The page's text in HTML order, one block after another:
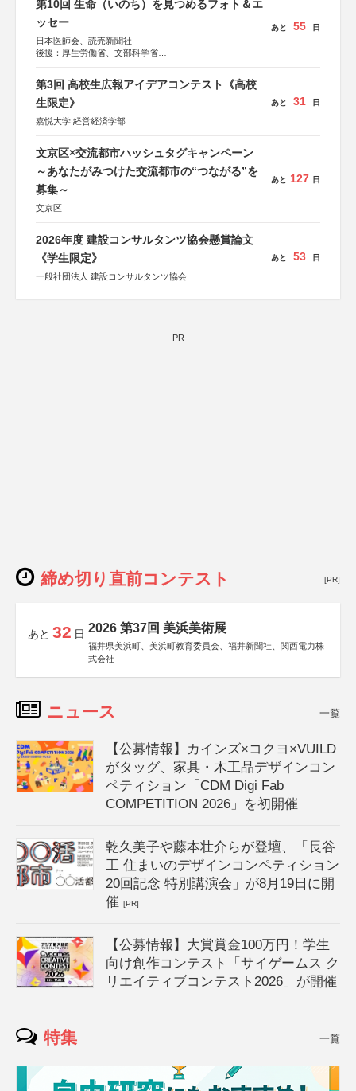
第10回 生命（いのち）を見つめるフォト＆エ
ッセー
日本医師会、読売新聞社
後援：厚生労働省、文部科学省
しん生命保険株式会社
あと 55 日
第3回 高校生広報アイデアコンテスト《高校
生限定》
嘉悦大学 経営経済学部
あと 31 日
文京区×交流都市ハッシュタグキャンペーン
～あなたがみつけた交流都市の“つながる”を
募集～
文京区
あと 127 日
2026年度 建設コンサルタンツ協会懸賞論文
《学生限定》
一般社団法人 建設コンサルタンツ協会
あと 53 日
PR
締め切り直前コンテスト [PR]
あと 32 日 2026 第37回 美浜美術展
福井県美浜町、美浜町教育委員会、福井新聞社、関西電力株
式会社
ニュース 一覧
【公募情報】カインズ×コクヨ×VUILD
がタッグ、家具・木工品デザインコン
ペティション「CDM Digi Fab
COMPETITION 2026」を初開催
乾久美子や藤本壮介らが登壇、「長谷
工 住まいのデザインコンペティション
20回記念 特別講演会」が8月19日に開
催[PR]
【公募情報】大賞賞金100万円！学生
向け創作コンテスト「サイゲームス ク
リエイティブコンテスト2026」が開催
特集 一覧